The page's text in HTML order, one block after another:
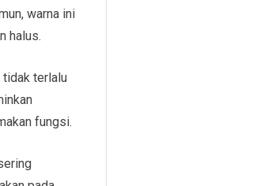
warna ini
halus.
tidak terlalu
fungsi.